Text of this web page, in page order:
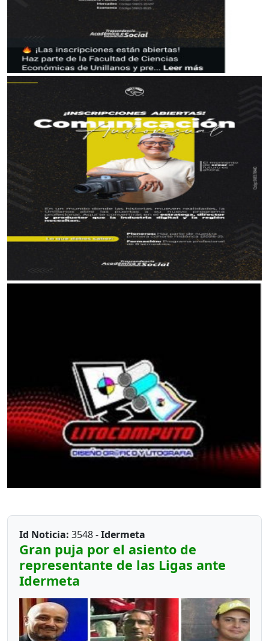
Id Noticia: 3548 -Idermeta
Gran puja por el asiento de
representante de las Ligas ante
Idermeta